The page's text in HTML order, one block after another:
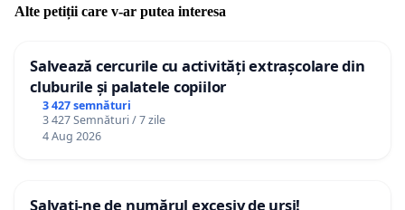
Alte petiții care v-ar putea interesa
Salvează cercurile cu activități extrașcolare din
cluburile și palatele copiilor
3 427 semnături
3 427 Semnături / 7 zile
4 Aug 2026
Salvați-ne de numărul excesiv de urși!